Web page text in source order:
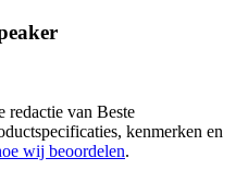
redactie van Beste
kenmerken en
wij beoordelen.